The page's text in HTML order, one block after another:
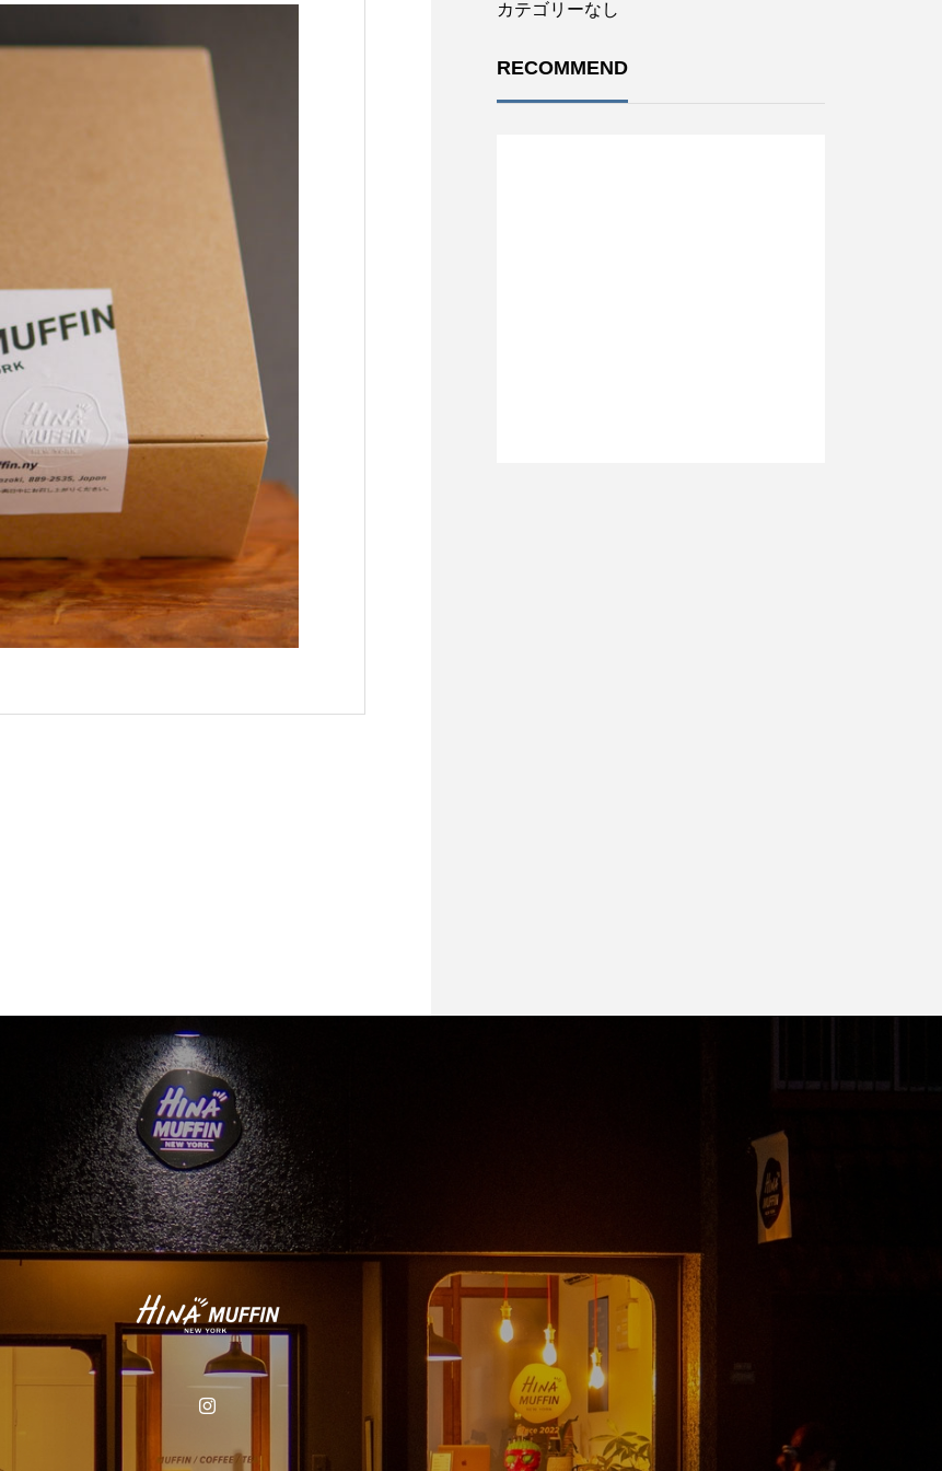
カテゴリーなし
RECOMMEND